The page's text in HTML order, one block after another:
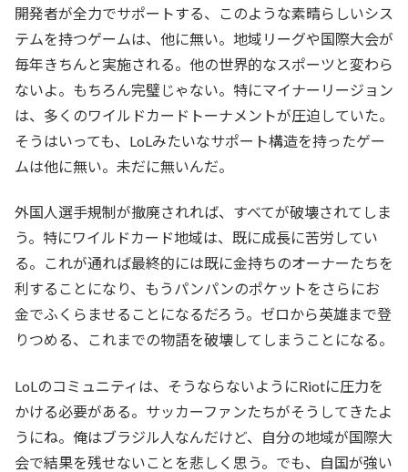
開発者が全力でサポートする、このような素晴らしいシス
テムを持つゲームは、他に無い。地域リーグや国際大会が
毎年きちんと実施される。他の世界的なスポーツと変わら
ないよ。もちろん完璧じゃない。特にマイナーリージョン
は、多くのワイルドカードトーナメントが圧迫していた。
そうはいっても、LoLみたいなサポート構造を持ったゲー
ムは他に無い。未だに無いんだ。
外国人選手規制が撤廃されれば、すべてが破壊されてしま
う。特にワイルドカード地域は、既に成長に苦労してい
る。これが通れば最終的には既に金持ちのオーナーたちを
利することになり、もうパンパンのポケットをさらにお
金でふくらませることになるだろう。ゼロから英雄まで登
りつめる、これまでの物語を破壊してしまうことになる。
LoLのコミュニティは、そうならないようにRiotに圧力を
かける必要がある。サッカーファンたちがそうしてきたよ
うにね。俺はブラジル人なんだけど、自分の地域が国際大
会で結果を残せないことを悲しく思う。でも、自国が強い